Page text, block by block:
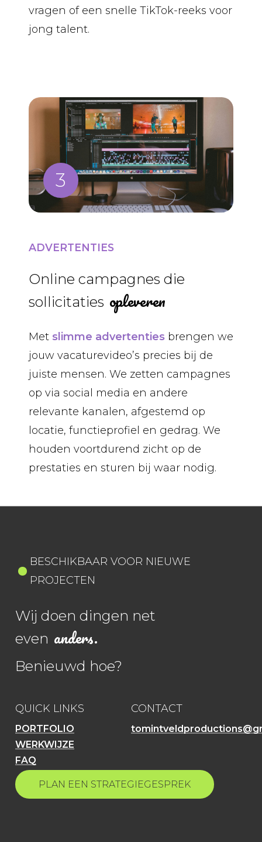
vragen of een snelle TikTok-reeks voor
jong talent.
ADVERTENTIES
Online campagnes die
sollicitaties opleveren
Met slimme advertentiesbrengen we
jouw vacaturevideo’s precies bij de
juiste mensen. We zetten campagnes
op via social media en andere
relevante kanalen, afgestemd op
locatie, functieprofiel en gedrag. We
houden voortdurend zicht op de
prestaties en sturen bij waar nodig.
BESCHIKBAAR VOOR NIEUWE
PROJECTEN
Wij doen dingen net
even anders.
Benieuwd hoe?
QUICK LINKS
PORTFOLIO
WERKWIJZE
FAQ
CONTACT
P LAN EEN STRATEG EG ESPREK